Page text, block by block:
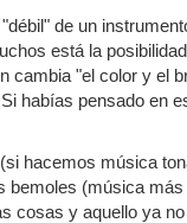
de un
está la
cambia "el color y el
habías pensado en
hacemos música
(música
cosas y aquello ya